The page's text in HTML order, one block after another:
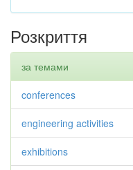
Розкриття
за темами
conferences
engineering activities
exhibitions